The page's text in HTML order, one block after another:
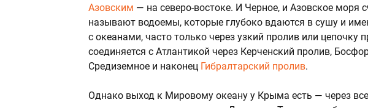
Азовским — на северо-востоке. И Черное, и Азовское моря
называют водоемы, которые глубоко вдаются в сушу и
с океанами, часто только через узкий пролив или цепочку
соединяется с Атлантикой через Керченский пролив,
Средиземное и наконец Гибралтарский пролив.
Однако выход к Мировому океану у Крыма есть — через